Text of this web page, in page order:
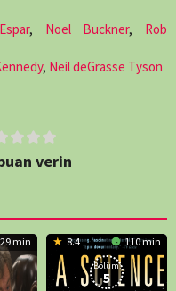
, Noel Buckner, Rob
, Neil deGrasse Tyson
verin
min 8.4 110 min
Bölüm:
5